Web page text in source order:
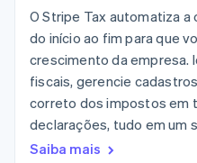
presenciais
Authorization
Boost
Otimizações
de aceitação
Link
Checkout
acelerado
Financial
de
Por setor
Empresas
Economia
Jogos
serviços
Recursos
Stripe
Contato
Fale com a
O Stripe Tax automatiza
do início ao fim para que
crescimento da empresa.
fiscais, gerencie
correto dos impostos em
declarações, tudo em um
Saiba mais